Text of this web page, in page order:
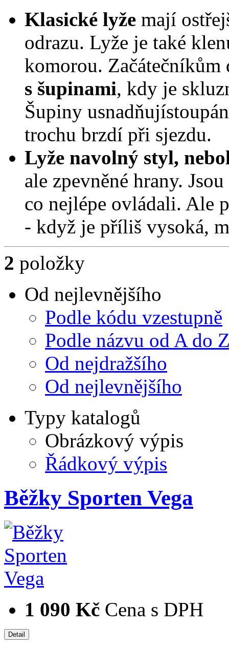
Klasické lyže mají
odrazu. Lyže je také
komorou.
s šupinami, kdy je
Šupiny
trochu brzdí při sjezdu.
Lyže navolný styl,
ale zpevněné hrany.
co nejlépe ovládali. Ale
- když je příliš vysoká,
2 položky
Od nejlevnějšího
Podle kódu vzestupně
Podle názvu od A do
Od nejdražšího
Od nejlevnějšího
Typy katalogů
Obrázkový výpis
Řádkový výpis
Běžky Sporten Vega
1 090 Kč Cena s DPH